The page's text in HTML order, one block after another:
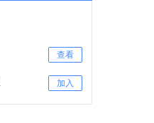
查看
加入